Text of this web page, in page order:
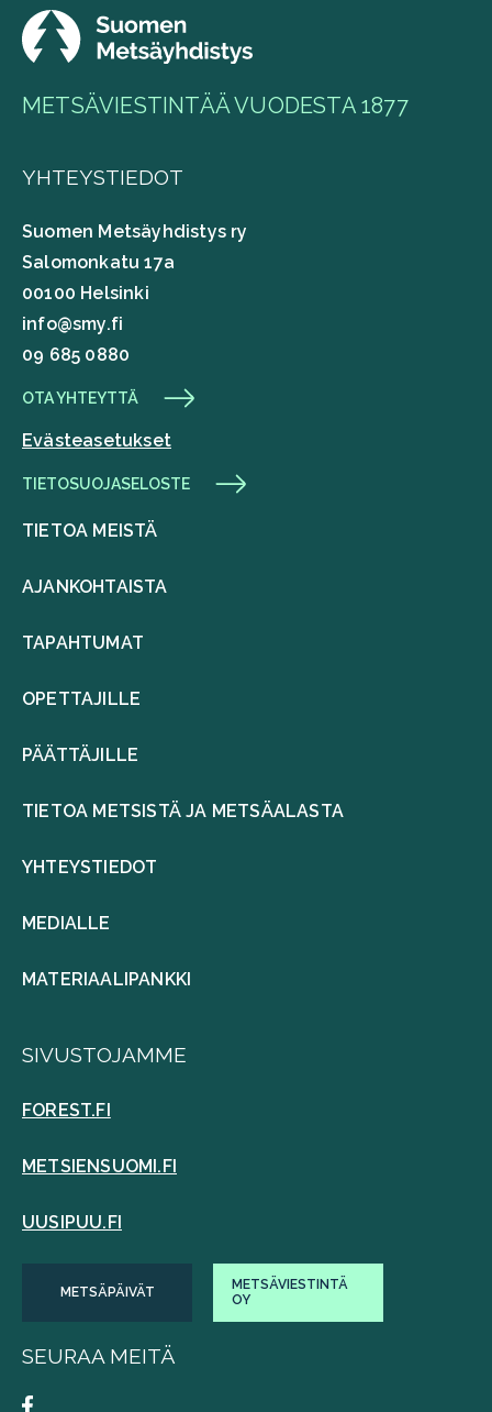
METSÄVIESTINTÄÄ VUODESTA 1877
YHTEYSTIEDOT
Suomen Metsäyhdistys ry
Salomonkatu 17a
00100 Helsinki
info@smy.fi
09 685 0880
OTA YHTEYTTÄ
Evästeasetukset
TIETOSUOJASELOSTE
TIETOA MEISTÄ
AJANKOHTAISTA
TAPAHTUMAT
OPETTAJILLE
PÄÄTTÄJILLE
TIETOA METSISTÄ JA METSÄALASTA
YHTEYSTIEDOT
MEDIALLE
MATERIAALIPANKKI
SIVUSTOJAMME
FOREST.FI
METSIENSUOMI.FI
UUSIPUU.FI
METSÄPÄIVÄT
METSÄVIESTINTÄ
OY
SEURAA MEITÄ